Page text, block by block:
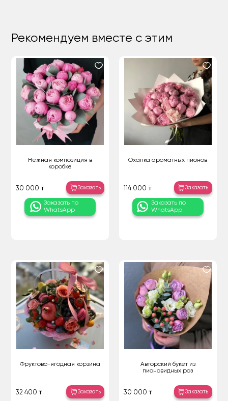
Рекомендуем вместе с этим
Нежная композиция в
коробке
30 000 ₸ Заказать
Заказать по
WhatsApp
Охапка ароматных пионов
114 000 ₸ Заказать
Заказать по
WhatsApp
Фруктово-ягодная корзина
32 400 ₸ Заказать
Авторский букет из
пионовидных роз
30 000 ₸ Заказать